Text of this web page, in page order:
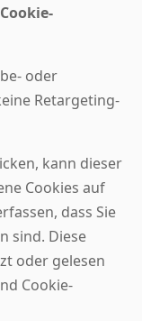
Cookie-
oder
Retargeting-
kann dieser
Cookies auf
dass Sie
sind. Diese
oder gelesen
Cookie-